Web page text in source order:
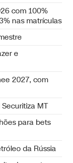
com 100%
nas matrículas
e
2027, com
MT
para bets
da Rússia